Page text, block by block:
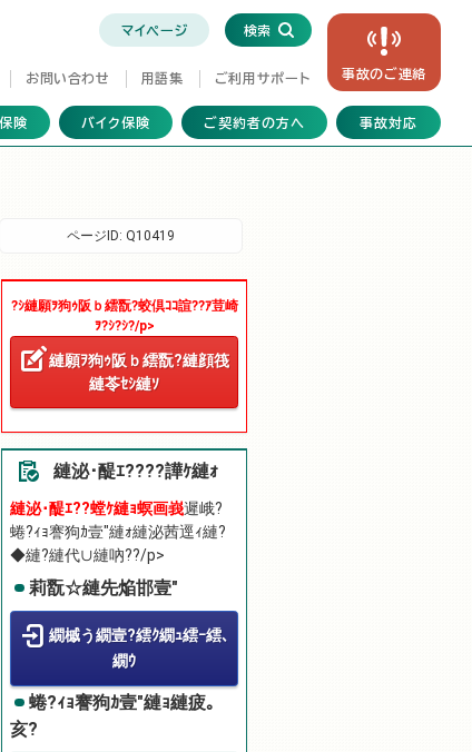
マイページ 検索
事故のご連絡
お問い合わせ 用語集 ご利用サポート
険 バイク保険 ご契約者の方へ 事故対応
?ｼ縺願ｦ狗ｩ阪ｂ繧翫?蛟倶ｺｺ諠??ｱ荳崎
ｦ?ｼ?ｼ?/p>
縺願ｦ狗ｩ阪ｂ繧翫?縺顔筏
縺苓ｾｼ縺ｿ
縺泌･醍ｴ????譁ｹ縺ｫ
縺泌･醍ｴ??螳ｹ縺ｮ螟画峩遲峨?
蜷?ｨｮ謇狗ｶ壹″縺ｫ縺泌茜逕ｨ縺?
◆縺?縺代∪縺吶??/p>
莉翫☆縺先焔邯壹″
繝槭う繝壹?繧ｸ繝ｭ繧ｰ繧､
繝ｳ
蜷?ｨｮ謇狗ｶ壹″縺ｮ縺疲｡
亥?
ページID: Q10419